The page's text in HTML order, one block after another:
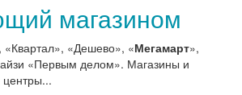
магазином
«Квартал», «Дешево», «Мегамарт»,
«Первым делом». Магазины и